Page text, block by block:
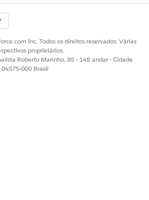
Inc. Todos os direitos reservados. Várias
proprietários.
Roberto Marinho, 85 - 14º andar - Cidade
04575-000 Brasil